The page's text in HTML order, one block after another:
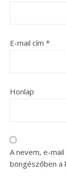
E-mail cím *
Honlap
A nevem, e-
böngészőben a